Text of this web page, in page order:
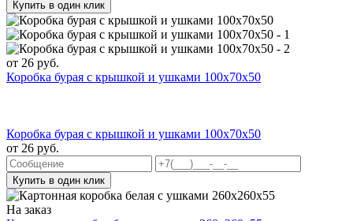
Купить в один клик
от 26 руб.
Коробка бурая с крышкой и ушками 100x70x50
Коробка бурая с крышкой и ушками 100x70x50
от 26 руб.
Купить в один клик
На заказ